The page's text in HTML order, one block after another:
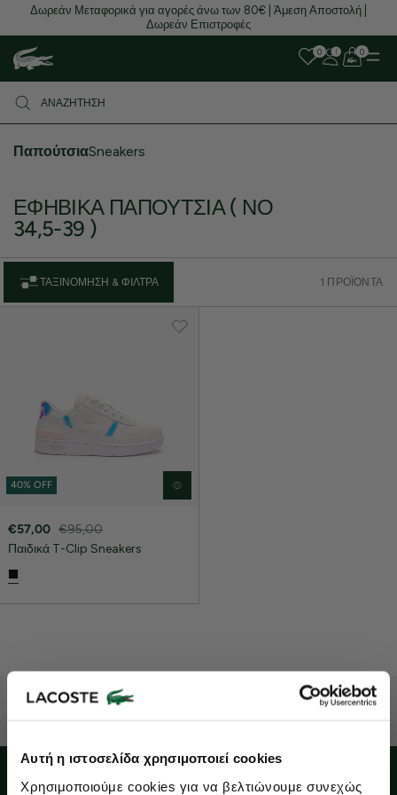
Αυτή η ιστοσελίδα χρησιμοποιεί cookies
Χρησιμοποιούμε cookies για να βελτιώνουμε συνεχώς
Δωρεάν Μεταφορικά για αγορές άνω των 80€ | Άμεση Αποστολή |
Δωρεάν Επιστροφές
0 0
ΠαπούτσιαSneakers
ΕΦΗΒΙΚΆ ΠΑΠΟΎΤΣΙΑ ( ΝΟ
34,5-39 )
ΤΑΞΙΝΌΜΗΣΗ & ΦΊΛΤΡΑ 1 ΠΡΟΪΌΝΤΑ
40% OFF
€57,00 €95,00
Παιδικά T-Clip Sneakers
Lacoste Essentials Await
σας αγορά.